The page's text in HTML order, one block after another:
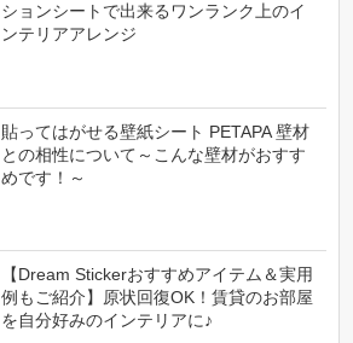
ションシートで出来るワンランク上のイ
ンテリアアレンジ
貼ってはがせる壁紙シート PETAPA 壁材
との相性について～こんな壁材がおすす
めです！～
【Dream Stickerおすすめアイテム＆実用
例もご紹介】原状回復OK！賃貸のお部屋
を自分好みのインテリアに♪